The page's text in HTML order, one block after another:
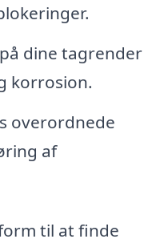
dine tagrender
korrosion.
overordnede
af
til at finde